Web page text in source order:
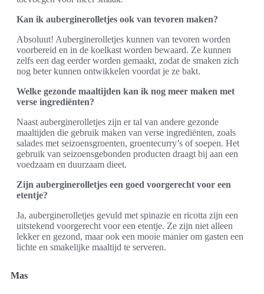
Kan ik auberginerolletjes ook van tevoren maken?
Absoluut! Auberginerolletjes kunnen van tevoren worden
voorbereid en in de koelkast worden bewaard. Ze kunnen
zelfs een dag eerder worden gemaakt, zodat de smaken zich
nog beter kunnen ontwikkelen voordat je ze bakt.
Welke gezonde maaltijden kan ik nog meer maken met
verse ingrediënten?
Naast auberginerolletjes zijn er tal van andere gezonde
maaltijden die gebruik maken van verse ingrediënten, zoals
salades met seizoensgroenten, groentecurry’s of soepen. Het
gebruik van seizoensgebonden producten draagt bij aan een
voedzaam en duurzaam dieet.
Zijn auberginerolletjes een goed voorgerecht voor een
etentje?
Ja, auberginerolletjes gevuld met spinazie en ricotta zijn een
uitstekend voorgerecht voor een etentje. Ze zijn niet alleen
lekker en gezond, maar ook een mooie manier om gasten een
lichte en smakelijke maaltijd te serveren.
Mas